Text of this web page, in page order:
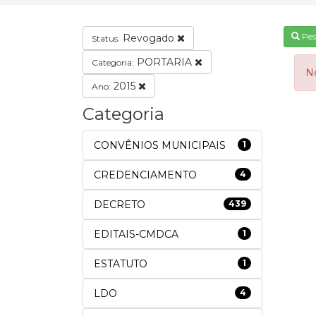
Status: Revogado
Categoria: PORTARIA
Ano: 2015
Categoria
CONVÊNIOS MUNICIPAIS 1
CREDENCIAMENTO 4
DECRETO 439
EDITAIS-CMDCA 1
ESTATUTO 1
LDO 4